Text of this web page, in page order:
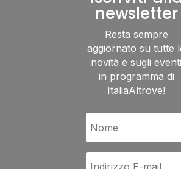
newsletter
Resta sempre
aggiornato su tutte
novità e sugli eventi
in programma di
ItaliaAltrove!